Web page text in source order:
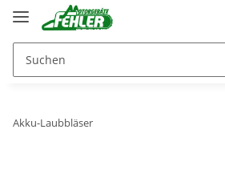
Akku-Laubbläser